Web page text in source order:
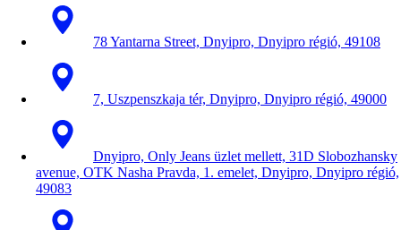
78 Yantarna Street, Dnyipro, Dnyipro régió, 49108
7, Uszpenszkaja tér, Dnyipro, Dnyipro régió, 49000
Dnyipro, Only Jeans üzlet mellett, 31D Slobozhansky
avenue, OTK Nasha Pravda, 1. emelet, Dnyipro, Dnyipro régió,
49083